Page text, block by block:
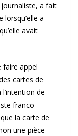
journaliste, a fait
a
avait
faire appel
cartes de
de
franco-
la carte de
une pièce